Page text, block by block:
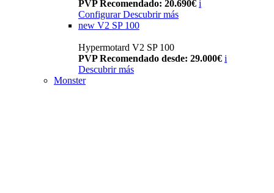
PVP Recomendado: 20.690€ i
Configurar Descubrir más
new V2 SP 100
Hypermotard V2 SP 100
PVP Recomendado desde: 29.000€ i
Descubrir más
Monster